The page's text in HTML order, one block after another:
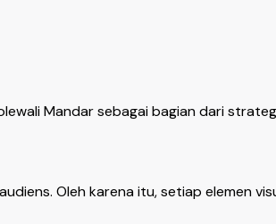
Mandar sebagai bagian dari
Oleh karena itu, setiap elemen